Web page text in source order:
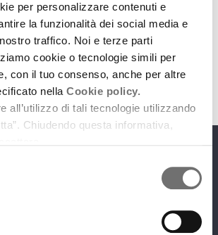
per personalizzare contenuti e
la funzionalità dei social media e
traffico. Noi e terze parti
cookie o tecnologie simili per
con il tuo consenso, anche per altre
nella Cookie policy.
all’utilizzo di tali tecnologie utilizzando
Chiudendo questa informativa,
dal titolo Karnaval Fou
Podcast